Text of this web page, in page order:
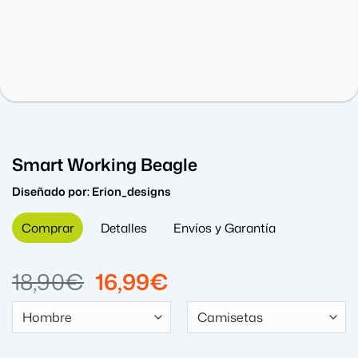
Smart Working Beagle
Diseñado por:Erion_designs
Comprar Detalles Envíos y Garantía
18,90€ El
precio
original
16,99€
precio
actual